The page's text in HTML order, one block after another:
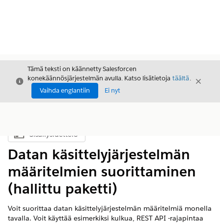
Sulje
Tämä teksti on käännetty Salesforcen
konekäännösjärjestelmän avulla. Katso lisätietoja täältä.
Vaihda englantiin
Ei nyt
Sulje
Näytä sisällysluettelo
Sisällysluettelo
Datan käsittelyjärjestelmän
määritelmien suorittaminen
(hallittu paketti)
Voit suorittaa datan käsittelyjärjestelmän määritelmiä monella
tavalla. Voit käyttää esimerkiksi kulkua, REST API -rajapintaa